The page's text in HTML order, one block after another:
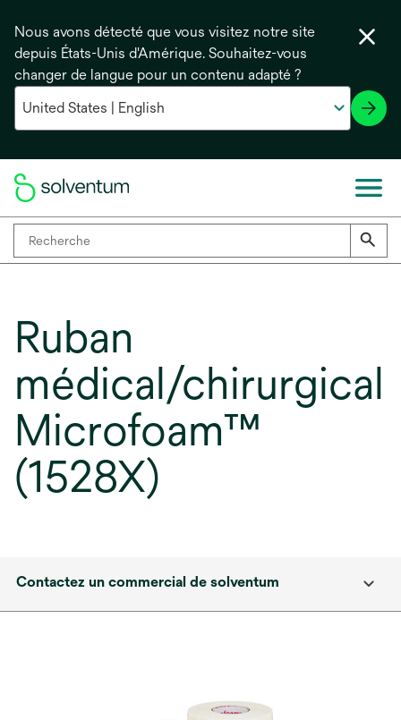
Nous avons détecté que vous visitez notre site
depuis États-Unis d'Amérique. Souhaitez-vous
changer de langue pour un contenu adapté ?
Ruban
médical/chirurgical
Microfoam™
(1528X)
Contactez un commercial de solventum